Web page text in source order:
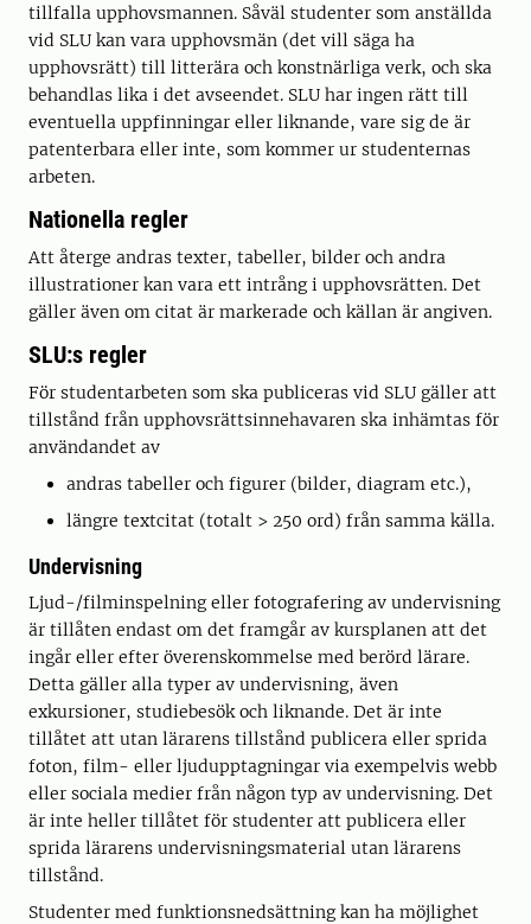
tillfalla upphovsmannen. Såväl studenter som anställda
vid SLU kan vara upphovsmän (det vill säga ha
upphovsrätt) till litterära och konstnärliga verk, och ska
behandlas lika i det avseendet. SLU har ingen rätt till
eventuella uppfinningar eller liknande, vare sig de är
patenterbara eller inte, som kommer ur studenternas
arbeten.
Nationella regler
Att återge andras texter, tabeller, bilder och andra
illustrationer kan vara ett intrång i upphovsrätten. Det
gäller även om citat är markerade och källan är angiven.
SLU:s regler
För studentarbeten som ska publiceras vid SLU gäller att
tillstånd från upphovsrättsinnehavaren ska inhämtas för
användandet av
andras tabeller och figurer (bilder, diagram etc.),
längre textcitat (totalt > 250 ord) från samma källa.
Undervisning
Ljud-/filminspelning eller fotografering av undervisning
är tillåten endast om det framgår av kursplanen att det
ingår eller efter överenskommelse med berörd lärare.
Detta gäller alla typer av undervisning, även
exkursioner, studiebesök och liknande. Det är inte
tillåtet att utan lärarens tillstånd publicera eller sprida
foton, film- eller ljudupptagningar via exempelvis webb
eller sociala medier från någon typ av undervisning. Det
är inte heller tillåtet för studenter att publicera eller
sprida lärarens undervisningsmaterial utan lärarens
tillstånd.
Studenter med funktionsnedsättning kan ha möjlighet